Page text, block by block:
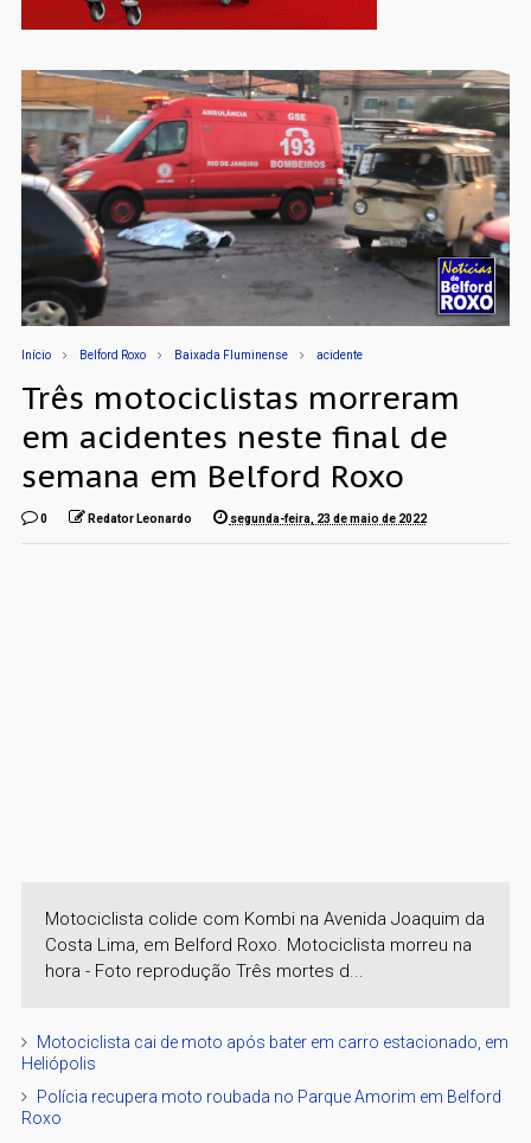
Início Belford Roxo Baixada Fluminense acidente
Três motociclistas morreram
em acidentes neste final de
semana em Belford Roxo
0 Redator Leonardo segunda-feira, 23 de maio de 2022
Motociclista colide com Kombi na Avenida Joaquim da
Costa Lima, em Belford Roxo. Motociclista morreu na
hora - Foto reprodução Três mortes d...
Motociclista cai de moto após bater em carro estacionado, em
Heliópolis
Polícia recupera moto roubada no Parque Amorim em Belford
Roxo